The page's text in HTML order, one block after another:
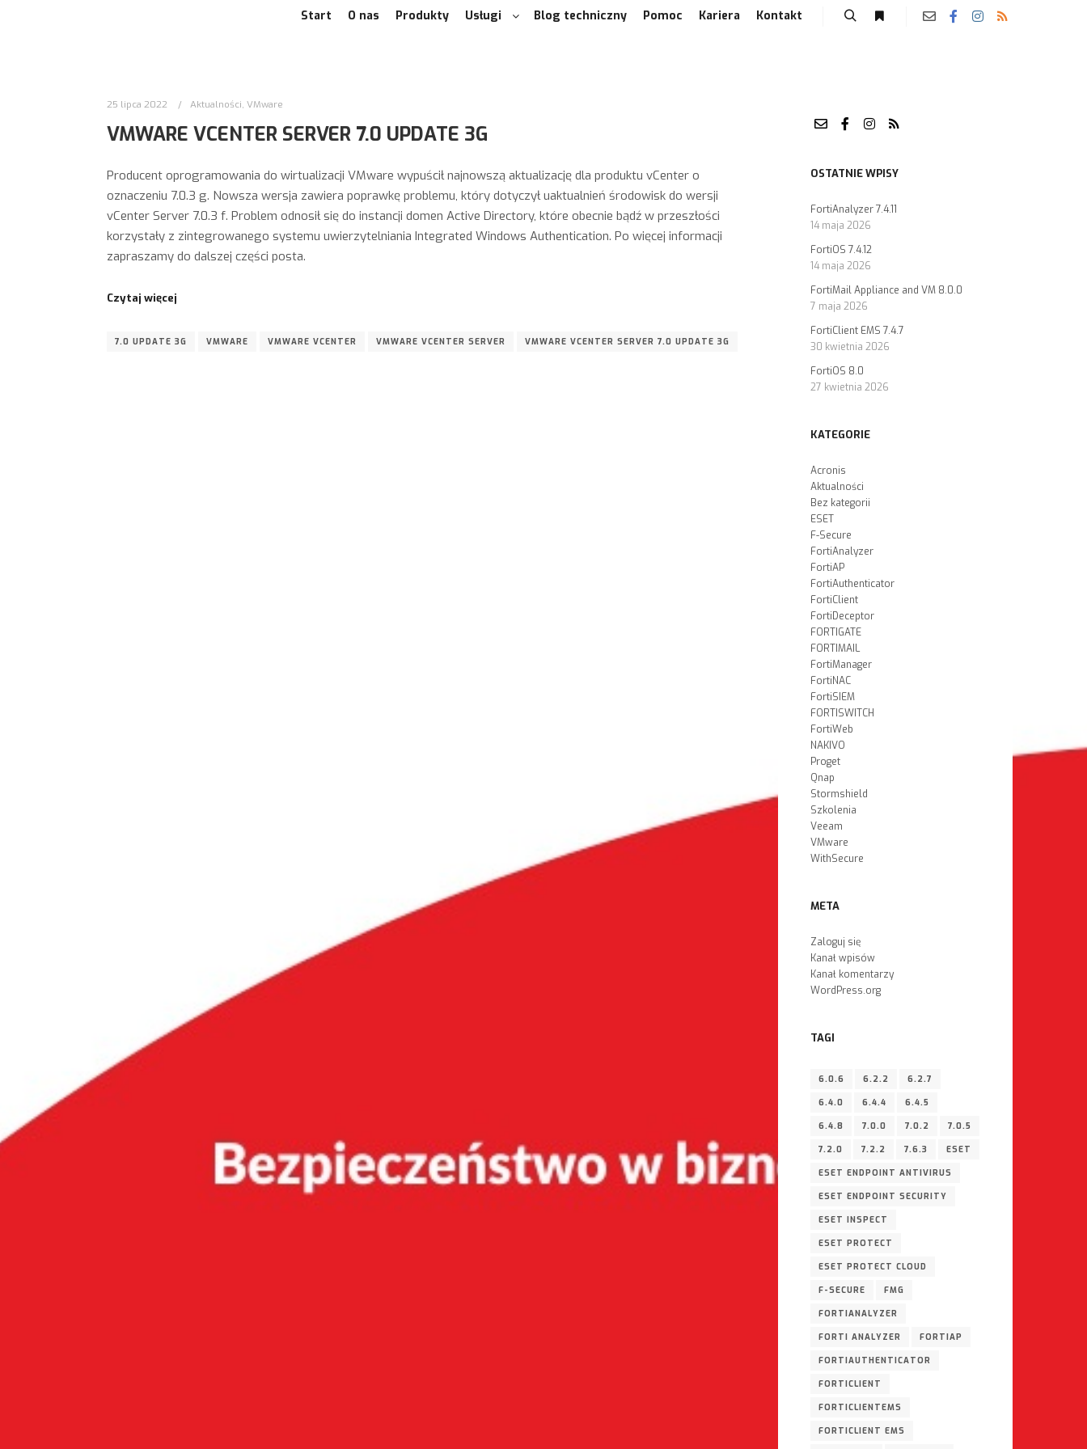
Start O nas Produkty Usługi Blog techniczny Pomoc Kariera Kontakt
25 lipca 2022 Aktualności, VMware
VMWARE VCENTER SERVER 7.0 UPDATE 3G
Producent oprogramowania do wirtualizacji VMware wypuścił najnowszą aktualizację dla produktu vCenter o
oznaczeniu 7.0.3 g. Nowsza wersja zawiera poprawkę problemu, który dotyczył uaktualnień środowisk do wersji
vCenter Server 7.0.3 f. Problem odnosił się do instancji domen Active Directory, które obecnie bądź w przeszłości
korzystały z zintegrowanego systemu uwierzytelniania Integrated Windows Authentication. Po więcej informacji
zapraszamy do dalszej części posta.
Czytaj więcej
7.0 UPDATE 3G VMWARE VMWARE VCENTER VMWARE VCENTER SERVER VMWARE VCENTER SERVER 7.0 UPDATE 3G
OSTATNIE WPISY
FortiAnalyzer 7.4.11
14 maja 2026
FortiOS 7.4.12
14 maja 2026
FortiMail Appliance and VM 8.0.0
7 maja 2026
FortiClient EMS 7.4.7
30 kwietnia 2026
FortiOS 8.0
27 kwietnia 2026
KATEGORIE
Acronis
Aktualności
Bez kategorii
ESET
F-Secure
FortiAnalyzer
FortiAP
FortiAuthenticator
FortiClient
FortiDeceptor
FORTIGATE
FORTIMAIL
FortiManager
FortiNAC
FortiSIEM
FORTISWITCH
FortiWeb
NAKIVO
Proget
Qnap
Stormshield
Szkolenia
Veeam
VMware
WithSecure
META
Zaloguj się
Kanał wpisów
Kanał komentarzy
WordPress.org
TAGI
6.0.6 6.2.2 6.2.7
6.4.0 6.4.4 6.4.5
6.4.8 7.0.0 7.0.2 7.0.5
7.2.0 7.2.2 7.6.3 ESET
ESET ENDPOINT ANTIVIRUS
ESET ENDPOINT SECURITY
ESET INSPECT
ESET PROTECT
ESET PROTECT CLOUD
F-SECURE FMG
FORTIANALYZER
FORTI ANALYZER FORTIAP
FORTIAUTHENTICATOR
FORTICLIENT
FORTICLIENTEMS
FORTICLIENT EMS